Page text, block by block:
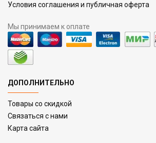
Условия соглашения и публичная оферта
Мы принимаем к оплате
ДОПОЛНИТЕЛЬНО
Товары со скидкой
Связаться с нами
Карта сайта